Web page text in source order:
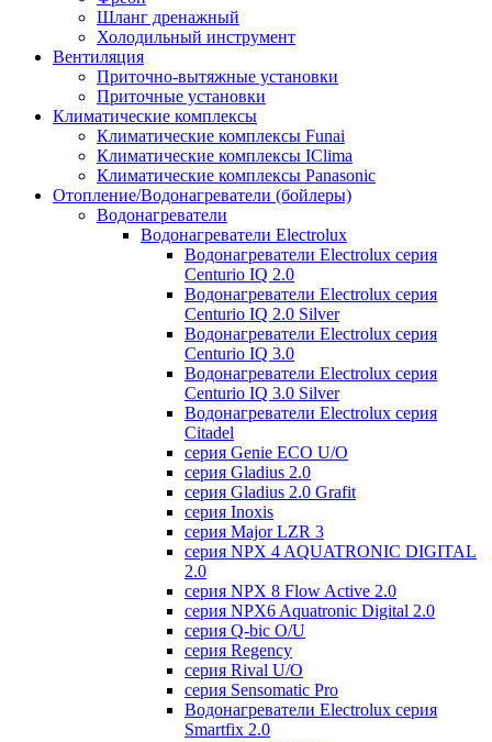
Шланг дренажный
Холодильный инструмент
Вентиляция
Приточно-вытяжные установки
Приточные установки
Климатические комплексы
Климатические комплексы Funai
Климатические комплексы IClima
Климатические комплексы Panasonic
Отопление/Водонагреватели (бойлеры)
Водонагреватели
Водонагреватели Electrolux
Водонагреватели Electrolux серия
Centurio IQ 2.0
Водонагреватели Electrolux серия
Centurio IQ 2.0 Silver
Водонагреватели Electrolux серия
Centurio IQ 3.0
Водонагреватели Electrolux серия
Centurio IQ 3.0 Silver
Водонагреватели Electrolux серия
Citadel
серия Genie ECO U/О
серия Gladius 2.0
серия Gladius 2.0 Grafit
серия Inoxis
серия Major LZR 3
серия NPX 4 AQUATRONIC DIGITAL
2.0
серия NPX 8 Flow Active 2.0
серия NPX6 Aquatronic Digital 2.0
серия Q-bic O/U
серия Regency
серия Rival U/О
серия Sensomatic Pro
Водонагреватели Electrolux серия
Smartfix 2.0